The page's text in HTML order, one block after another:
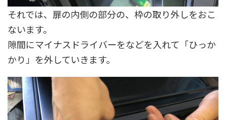
それでは、扉の内側の部分の、枠の取り外しをおこ
ないます。
隙間にマイナスドライバーをなどを入れて「ひっか
かり」を外していきます。